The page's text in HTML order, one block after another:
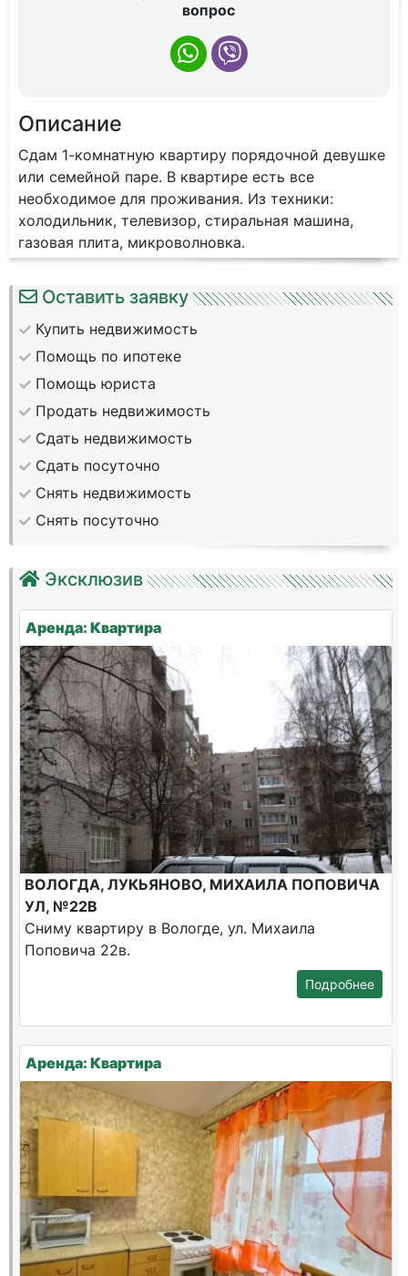
вопрос
Описание
Сдам 1-комнатную квартиру порядочной девушке
или семейной паре. В квартире есть все
необходимое для проживания. Из техники:
холодильник, телевизор, стиральная машина,
газовая плита, микроволновка.
Оставить заявку
Купить недвижимость
Помощь по ипотеке
Помощь юриста
Продать недвижимость
Сдать недвижимость
Сдать посуточно
Снять недвижимость
Снять посуточно
Эксклюзив
Аренда: Квартира
ВОЛОГДА, ЛУКЬЯНОВО, МИХАИЛА ПОПОВИЧА
УЛ, №22В
Сниму квартиру в Вологде, ул. Михаила
Поповича 22в.
Подробнее
Аренда: Квартира